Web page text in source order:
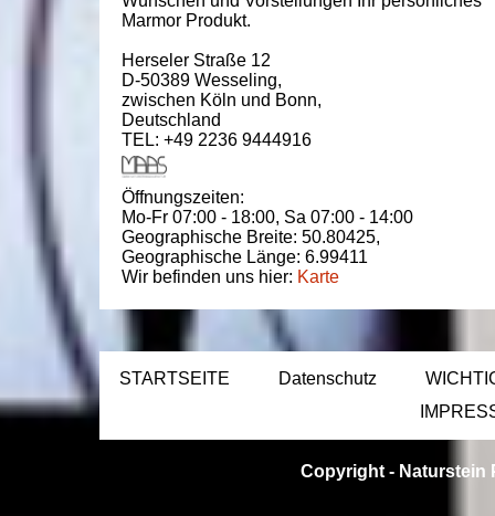
Marmor Produkt.
Herseler Straße 12
D-50389 Wesseling,
zwischen Köln und Bonn,
Deutschland
TEL: +49 2236 9444916
Öffnungszeiten:
Mo-Fr 07:00 - 18:00, Sa 07:00 - 14:00
Geographische Breite: 50.80425,
Geographische Länge: 6.99411
Wir befinden uns hier: Karte
STARTSEITE Datenschutz
Copyright - Naturstein